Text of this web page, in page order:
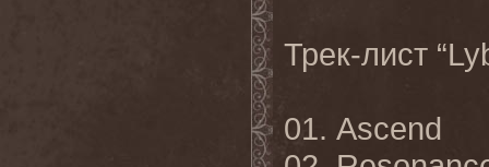
Трек-лист “
01. Ascend